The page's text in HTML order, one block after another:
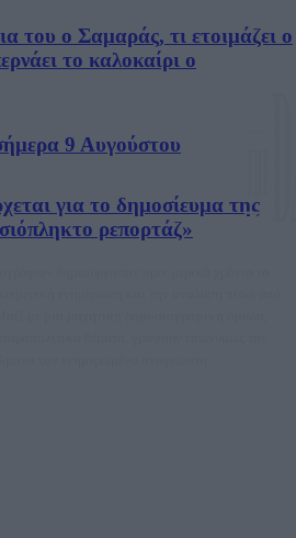
του ο Σαμαράς, τι ετοιμάζει ο
το καλοκαίρι ο
9 Αυγούστου
για το δημοσίευμα της
ρεπορτάζ»